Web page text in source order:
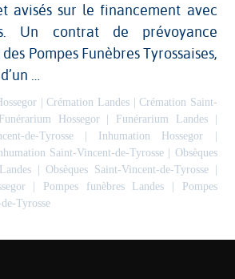
avisés sur le financement avec
Un contrat de prévoyance
Pompes Funèbres Tyrossaises,
…
|Crémation Landes|Crémation Saint-
Funérarium Hossegor| Funérarium Landes|
de-Tyrosse| Inhumation Hossegor
Saint-Vincent-de-Tyrosse
Obsèques
|Obsèques Saint-Vincent-de-Tyrosse
| Pompes funèbres Landes
Pompes
Tyrosse